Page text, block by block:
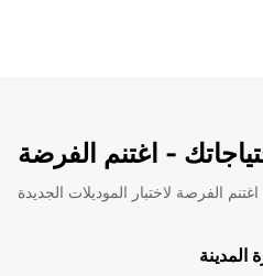
- اغتنم الفرضة
اغتنم الفرصة لاختبار الموديلات الجديدة
المدينة